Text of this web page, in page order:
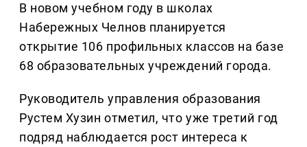
В новом учебном году в школах
Набережных Челнов планируется
открытие 106 профильных классов на базе
68 образовательных учреждений города.
Руководитель управления образования
Рустем Хузин отметил, что уже третий год
подряд наблюдается рост интереса к